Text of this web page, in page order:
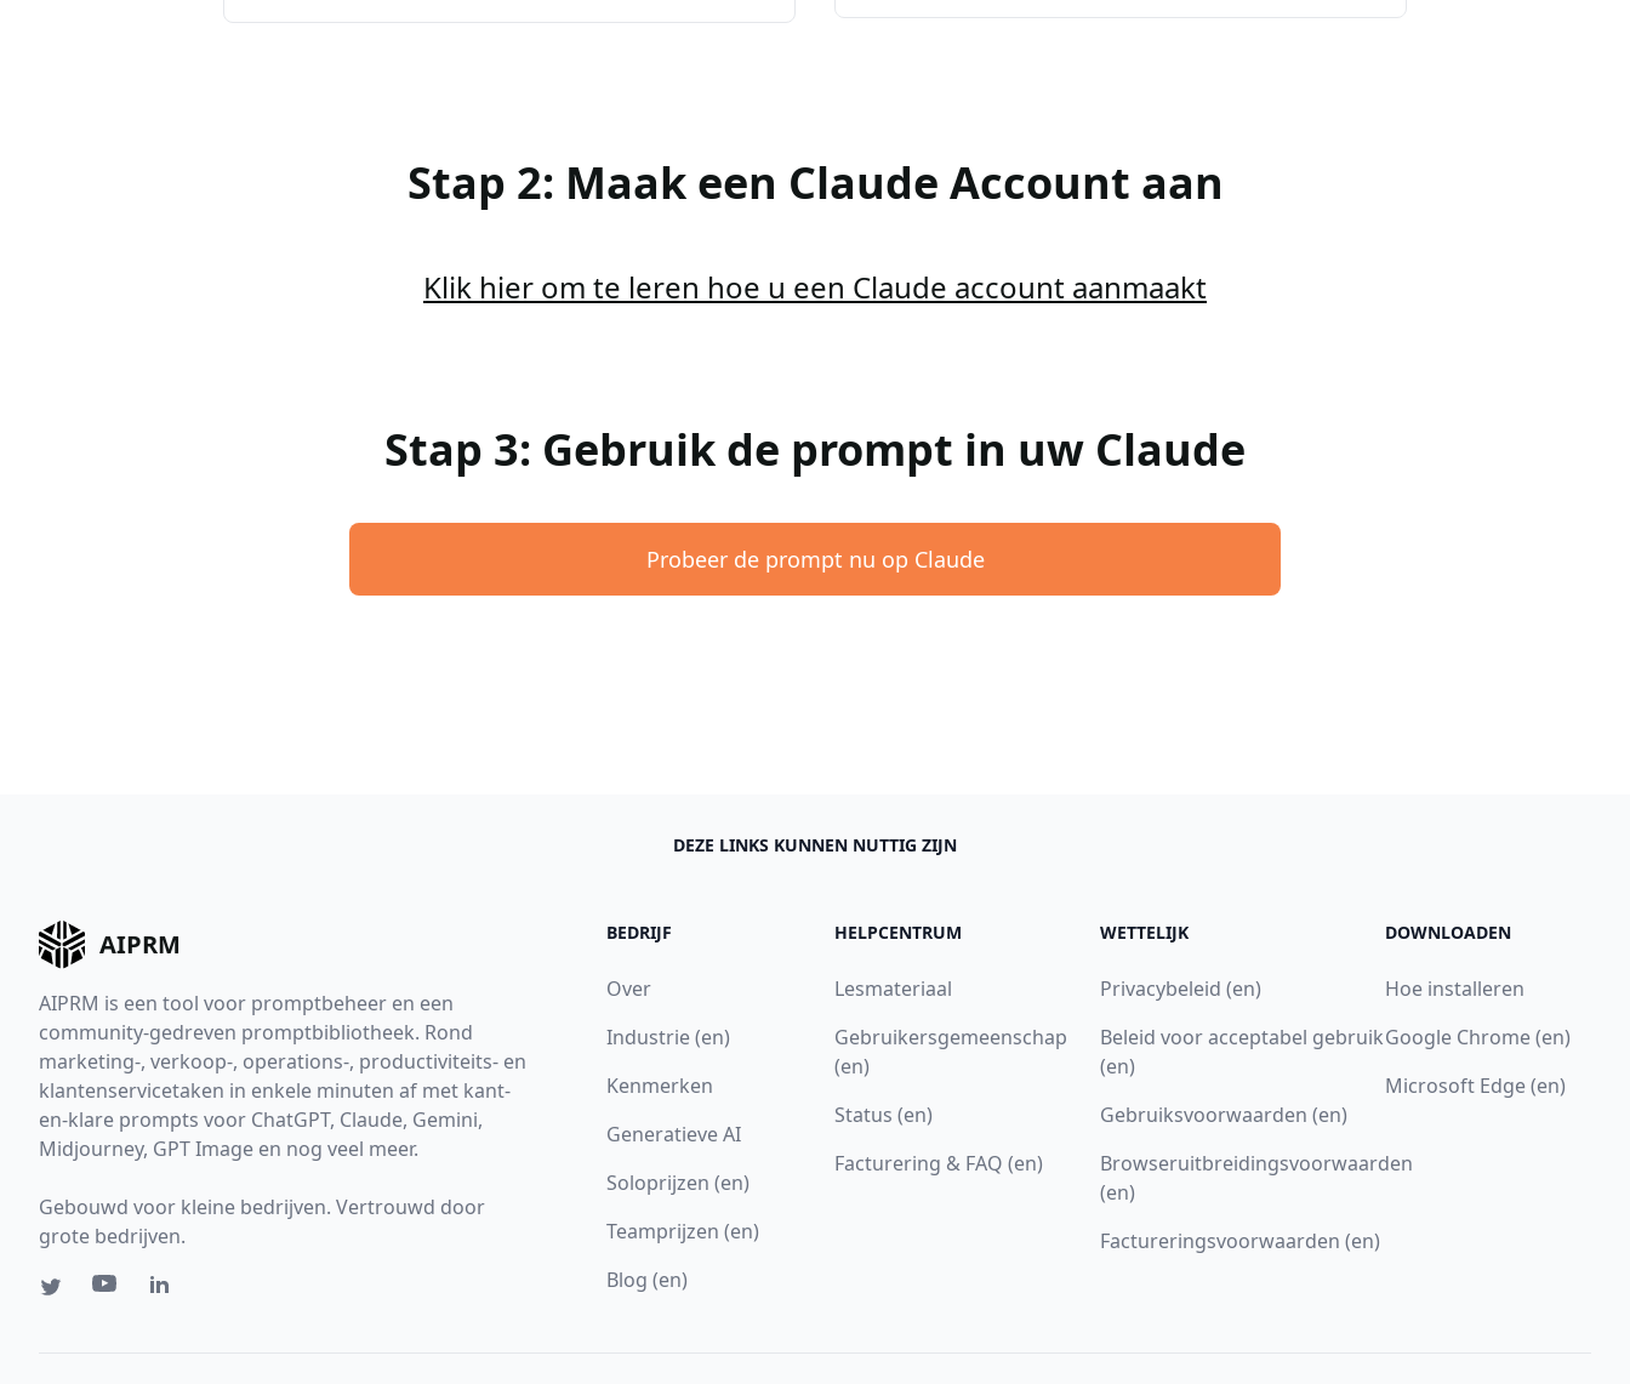
Stap 2: Maak een Claude Account aan
Klik hier om te leren hoe u een Claude account aanmaakt
Stap 3: Gebruik de prompt in uw Claude
Probeer de prompt nu op Claude
DEZE LINKS KUNNEN NUTTIG ZIJN
AIPRM
AIPRM is een tool voor promptbeheer en een
community-gedreven promptbibliotheek. Rond
marketing-, verkoop-, operations-, productiviteits- en
klantenservicetaken in enkele minuten af met kant-
en-klare prompts voor ChatGPT, Claude, Gemini,
Midjourney, GPT Image en nog veel meer.
Gebouwd voor kleine bedrijven. Vertrouwd door
grote bedrijven.
BEDRIJF
Over
Industrie (en)
Kenmerken
Generatieve AI
Soloprijzen (en)
Teamprijzen (en)
Blog (en)
HELPCENTRUM
Lesmateriaal
Gebruikersgemeenschap
(en)
Status (en)
Facturering & FAQ (en)
WETTELIJK
Privacybeleid (en)
Beleid voor acceptabel gebruik
(en)
Gebruiksvoorwaarden (en)
Browseruitbreidingsvoorwaarden
(en)
Factureringsvoorwaarden (en)
DOWNLOADEN
Hoe installeren
Google Chrome (en)
Microsoft Edge (en)